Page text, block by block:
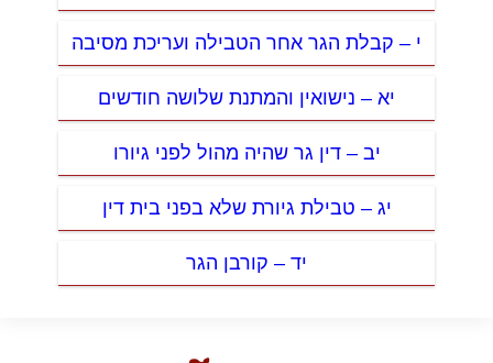
י – קבלת הגר אחר הטבילה ועריכת מסיבה
יא – נישואין והמתנת שלושה חודשים
יב – דין גר שהיה מהול לפני גיורו
יג – טבילת גיורת שלא בפני בית דין
יד – קורבן הגר